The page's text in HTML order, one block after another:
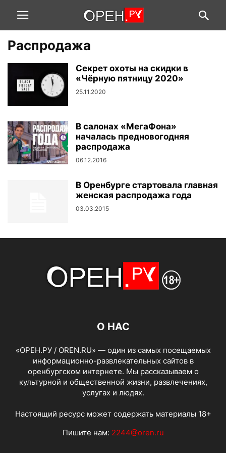
Распродажа
Секрет охоты на скидки в
«Чёрную пятницу 2020»
25.11.2020
В салонах «МегаФона»
началась предновогодняя
распродажа
06.12.2016
В Оренбурге стартовала главная
женская распродажа года
03.03.2015
О НАС
«ОРЕН.РУ / OREN.RU» — один из самых посещаемых
информационно-развлекательных сайтов в
оренбургском интернете. Мы рассказываем о
культурной и общественной жизни, развлечениях,
услугах и людях.
Настоящий ресурс может содержать материалы 18+
Пишите нам: 2244@oren.ru